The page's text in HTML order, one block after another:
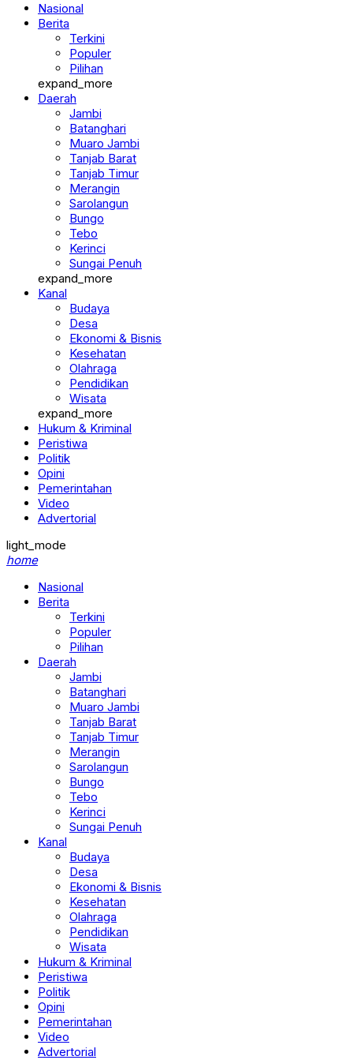
Nasional
Berita
Terkini
Populer
Pilihan
expand_more
Daerah
Jambi
Batanghari
Muaro Jambi
Tanjab Barat
Tanjab Timur
Merangin
Sarolangun
Bungo
Tebo
Kerinci
Sungai Penuh
expand_more
Kanal
Budaya
Desa
Ekonomi & Bisnis
Kesehatan
Olahraga
Pendidikan
Wisata
expand_more
Hukum & Kriminal
Peristiwa
Politik
Opini
Pemerintahan
Video
Advertorial
light_mode
home
Nasional
Berita
Terkini
Populer
Pilihan
Daerah
Jambi
Batanghari
Muaro Jambi
Tanjab Barat
Tanjab Timur
Merangin
Sarolangun
Bungo
Tebo
Kerinci
Sungai Penuh
Kanal
Budaya
Desa
Ekonomi & Bisnis
Kesehatan
Olahraga
Pendidikan
Wisata
Hukum & Kriminal
Peristiwa
Politik
Opini
Pemerintahan
Video
Advertorial